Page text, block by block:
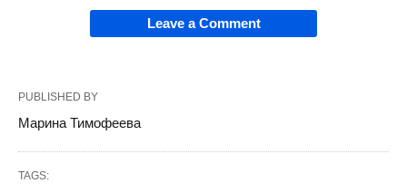
Leave a Comment
PUBLISHED BY
Марина Тимофеева
TAGS: